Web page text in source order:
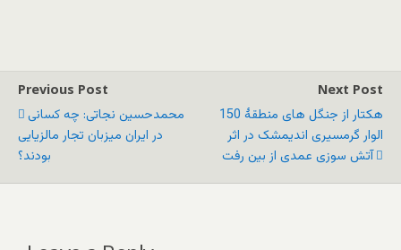
Previous Post
محمدحسین نجاتی: چه کسانی
در ایران میزبان تجار مالزیایی
بودند؟
Next Post
150 هکتار از جنگل های منطقۀ
الوار گرمسیری اندیمشک در اثر
آتش سوزی عمدی از بین رفت